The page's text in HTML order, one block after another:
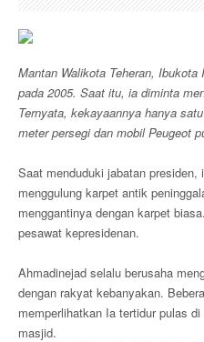
Mantan Walikota Teheran,
pada 2005. Saat itu, ia diminta
Ternyata, kekayaannya hanya
meter persegi dan mobil Peugeot
Saat menduduki jabatan
menggulung karpet antik
menggantinya dengan karpet
pesawat kepresidenan.
Ahmadinejad selalu berusaha
dengan rakyat kebanyakan.
memperlihatkan Ia tertidur pulas
masjid.